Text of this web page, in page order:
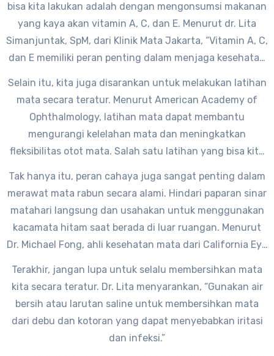
bisa kita lakukan adalah dengan mengonsumsi makanan
yang kaya akan vitamin A, C, dan E. Menurut dr. Lita
Simanjuntak, SpM, dari Klinik Mata Jakarta, “Vitamin A, C,
dan E memiliki peran penting dalam menjaga kesehatan
yang mengandung vitamin tersebut adalah wortel,
Selain itu, kita juga disarankan untuk melakukan latihan
mata secara teratur. Menurut American Academy of
Ophthalmology, latihan mata dapat membantu
mengurangi kelelahan mata dan meningkatkan
fleksibilitas otot mata. Salah satu latihan yang bisa kita
beberapa detik, kemudian beralih melihat objek yang
Tak hanya itu, peran cahaya juga sangat penting dalam
merawat mata rabun secara alami. Hindari paparan sinar
matahari langsung dan usahakan untuk menggunakan
kacamata hitam saat berada di luar ruangan. Menurut
Dr. Michael Fong, ahli kesehatan mata dari California Eye
merusak retina mata dan mempercepat proses rabun.”
Terakhir, jangan lupa untuk selalu membersihkan mata
kita secara teratur. Dr. Lita menyarankan, “Gunakan air
bersih atau larutan saline untuk membersihkan mata
dari debu dan kotoran yang dapat menyebabkan iritasi
dan infeksi.”